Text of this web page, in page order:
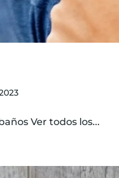
Ver todos los...